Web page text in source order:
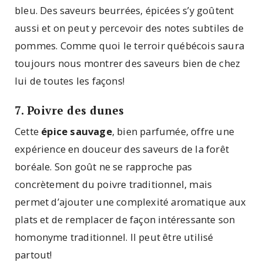
bleu. Des saveurs beurrées, épicées s’y goûtent
aussi et on peut y percevoir des notes subtiles de
pommes. Comme quoi le terroir québécois saura
toujours nous montrer des saveurs bien de chez
lui de toutes les façons!
7. Poivre des dunes
Cette épice sauvage, bien parfumée, offre une
expérience en douceur des saveurs de la forêt
boréale. Son goût ne se rapproche pas
concrètement du poivre traditionnel, mais
permet d’ajouter une complexité aromatique aux
plats et de remplacer de façon intéressante son
homonyme traditionnel. Il peut être utilisé
partout!